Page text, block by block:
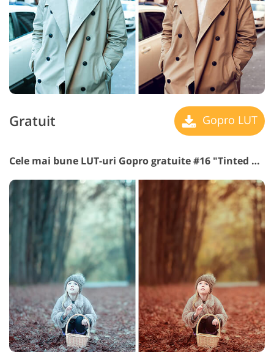
Gratuit Gopro LUT
Cele mai bune LUT-uri Gopro gratuite #16 "Tinted Shades"